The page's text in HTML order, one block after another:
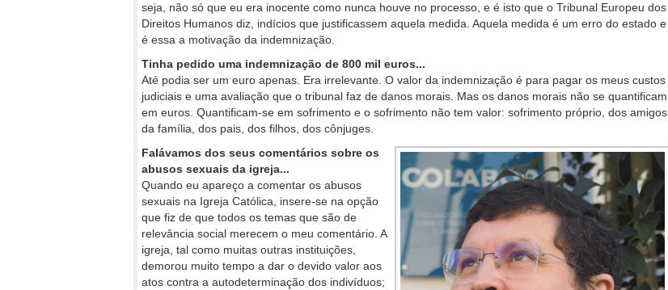
seja, não só que eu era inocente como nunca houve no processo, e é isto que o Tribunal Europeu dos
Direitos Humanos diz, indícios que justificassem aquela medida. Aquela medida é um erro do estado e
é essa a motivação da indemnização.
Tinha pedido uma indemnização de 800 mil euros...
Até podia ser um euro apenas. Era irrelevante. O valor da indemnização é para pagar os meus custos
judiciais e uma avaliação que o tribunal faz de danos morais. Mas os danos morais não se quantificam
em euros. Quantificam-se em sofrimento e o sofrimento não tem valor: sofrimento próprio, dos amigos,
da família, dos pais, dos filhos, dos cônjuges.
Falávamos dos seus comentários sobre os
abusos sexuais da igreja...
Quando eu apareço a comentar os abusos
sexuais na Igreja Católica, insere-se na opção
que fiz de que todos os temas que são de
relevância social merecem o meu comentário. A
igreja, tal como muitas outras instituições,
demorou muito tempo a dar o devido valor aos
atos contra a autodeterminação dos indivíduos;